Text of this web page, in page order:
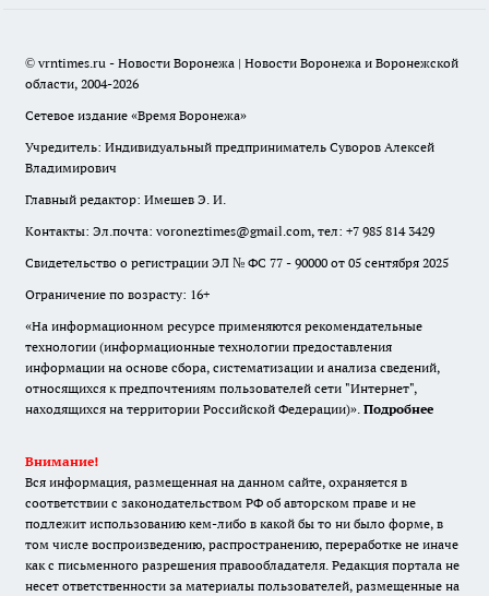
© vrntimes.ru - Новости Воронежа | Новости Воронежа и Воронежской
области, 2004-2026
Сетевое издание «Время Воронежа»
Учредитель: Индивидуальный предприниматель Суворов Алексей
Владимирович
Главный редактор: Имешев Э. И.
Контакты: Эл.почта: voroneztimes@gmail.com, тел: +7 985 814 3429
Свидетельство о регистрации ЭЛ № ФС 77 - 90000 от 05 сентября 2025
Ограничение по возрасту: 16+
«На информационном ресурсе применяются рекомендательные
технологии (информационные технологии предоставления
информации на основе сбора, систематизации и анализа сведений,
относящихся к предпочтениям пользователей сети "Интернет",
находящихся на территории Российской Федерации)». Подробнее
Внимание!
Вся информация, размещенная на данном сайте, охраняется в
соответствии с законодательством РФ об авторском праве и не
подлежит использованию кем-либо в какой бы то ни было форме, в
том числе воспроизведению, распространению, переработке не иначе
как с письменного разрешения правообладателя. Редакция портала не
несет ответственности за материалы пользователей, размещенные на